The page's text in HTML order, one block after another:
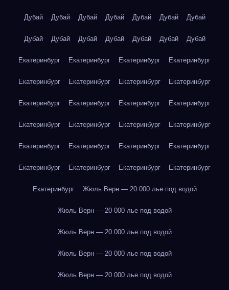
Дубай Дубай Дубай Дубай Дубай Дубай Дубай
Дубай Дубай Дубай Дубай Дубай Дубай Дубай
Екатеринбург Екатеринбург Екатеринбург Екатеринбург
Екатеринбург Екатеринбург Екатеринбург Екатеринбург
Екатеринбург Екатеринбург Екатеринбург Екатеринбург
Екатеринбург Екатеринбург Екатеринбург Екатеринбург
Екатеринбург Екатеринбург Екатеринбург Екатеринбург
Екатеринбург Екатеринбург Екатеринбург Екатеринбург
Екатеринбург Жюль Верн — 20 000 лье под водой
Жюль Верн — 20 000 лье под водой
Жюль Верн — 20 000 лье под водой
Жюль Верн — 20 000 лье под водой
Жюль Верн — 20 000 лье под водой